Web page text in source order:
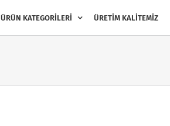
ÜRÜN KATEGORİLERİ ÜRETİM KALİTEMİZ